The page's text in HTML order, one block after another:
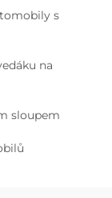
s
na
sloupem